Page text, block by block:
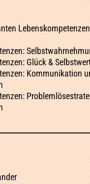
Glück &
Kommunikation